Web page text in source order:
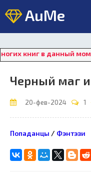
AuMe
в данный момент
Черный маг
20-фев-2024 1
Попаданцы / Фэнтэзи